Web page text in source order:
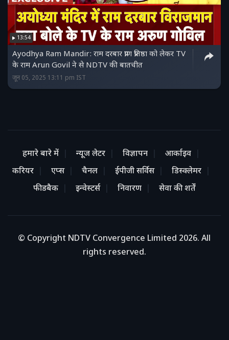
13:54
Ayodhya Ram Mandir: राम दरबार प्राण प्रतिष्ठा को लेकर TV
के राम Arun Govil ने से NDTV की बातचीत
जून 05, 2025 13:11 pm IST
हमारे बारे में न्यूज लेटर विज्ञापन
आर्काइव
करियर
एप्स चैनल ईपीजी सर्विस
डिस्क्लेमर
फीडबैक
इन्वेस्टर्स निवारण सेवा की शर्तें
© Copyright NDTV Convergence Limited 2026. All
rights reserved.